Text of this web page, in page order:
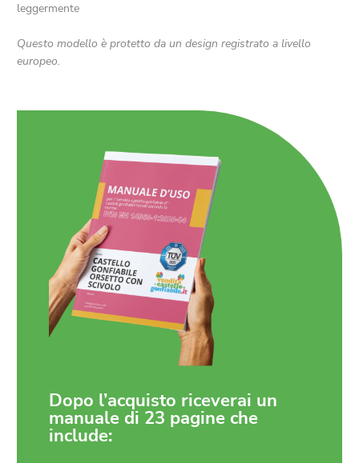
leggermente
Questo modello è protetto da un design registrato a livello
europeo.
Dopo l’acquisto riceverai un
manuale di 23 pagine che
include: